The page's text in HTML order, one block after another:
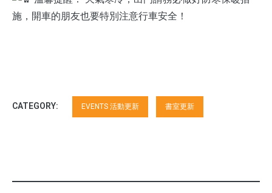
施，開車的朋友也要特別注意行車安全！
CATEGORY: EVENTS 活動更新 書室更新